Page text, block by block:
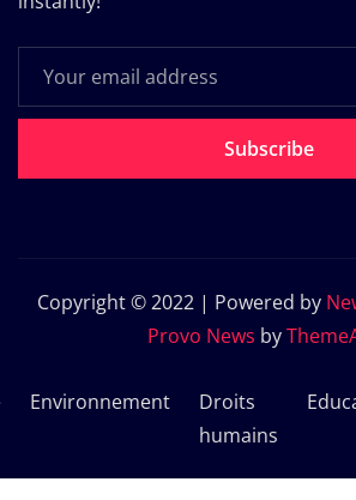
Subscribe
Copyright © 2022 | Powered by
Provo News by
Environnement
Droits
humains